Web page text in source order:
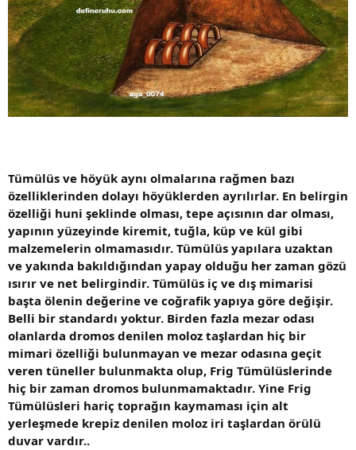
Tümülüs ve höyük aynı olmalarına rağmen bazı
özelliklerinden dolayı höyüklerden ayrılırlar. En belirgin
özelliği huni şeklinde olması, tepe açısının dar olması,
yapının yüzeyinde kiremit, tuğla, küp ve kül gibi
malzemelerin olmamasıdır. Tümülüs yapılara uzaktan
ve yakında bakıldığından yapay olduğu her zaman gözü
ısırır ve net belirgindir. Tümülüs iç ve dış mimarisi
başta ölenin değerine ve coğrafik yapıya göre değişir.
Belli bir standardı yoktur. Birden fazla mezar odası
olanlarda dromos denilen moloz taşlardan hiç bir
mimari özelliği bulunmayan ve mezar odasına geçit
veren tüneller bulunmakta olup, Frig Tümülüslerinde
hiç bir zaman dromos bulunmamaktadır. Yine Frig
Tümülüsleri hariç toprağın kaymaması için alt
yerleşmede krepiz denilen moloz iri taşlardan örülü
duvar vardır..